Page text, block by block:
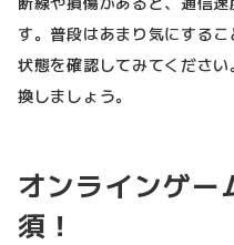
す。普段はあまり気にする
状態を確認してみてくださ
換しましょう。
オンラインゲー
須！